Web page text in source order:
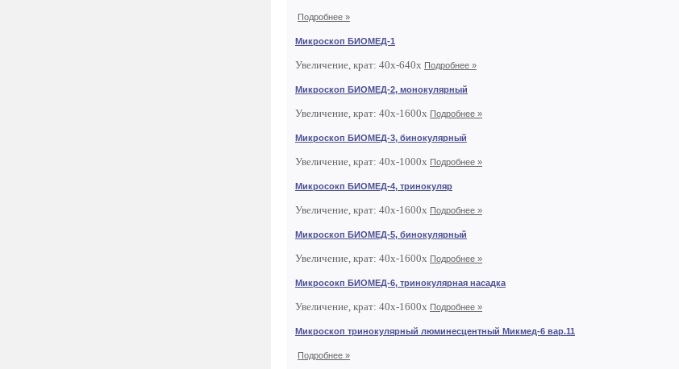
Подробнее »
Микроскоп БИОМЕД-1
Увеличение, крат: 40х-640х Подробнее »
Микроскоп БИОМЕД-2, монокулярный
Увеличение, крат: 40х-1600х Подробнее »
Микроскоп БИОМЕД-3, бинокулярный
Увеличение, крат: 40х-1000х Подробнее »
Микросокп БИОМЕД-4, тринокуляр
Увеличение, крат: 40х-1600х Подробнее »
Микроскоп БИОМЕД-5, бинокулярный
Увеличение, крат: 40х-1600х Подробнее »
Микросокп БИОМЕД-6, тринокулярная насадка
Увеличение, крат: 40х-1600х Подробнее »
Микроскоп тринокулярный люминесцентный Микмед-6 вар.11
Подробнее »